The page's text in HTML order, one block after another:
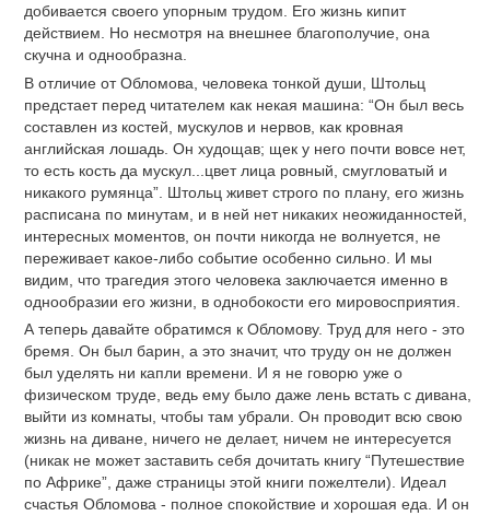
добивается своего упорным трудом. Его жизнь кипит
действием. Но несмотря на внешнее благополучие, она
скучна и однообразна.
В отличие от Обломова, человека тонкой души, Штольц
предстает перед читателем как некая машина: “Он был весь
составлен из костей, мускулов и нервов, как кровная
английская лошадь. Он худощав; щек у него почти вовсе нет,
то есть кость да мускул...цвет лица ровный, смугловатый и
никакого румянца”. Штольц живет строго по плану, его жизнь
расписана по минутам, и в ней нет никаких неожиданностей,
интересных моментов, он почти никогда не волнуется, не
переживает какое-либо событие особенно сильно. И мы
видим, что трагедия этого человека заключается именно в
однообразии его жизни, в однобокости его мировосприятия.
А теперь давайте обратимся к Обломову. Труд для него - это
бремя. Он был барин, а это значит, что труду он не должен
был уделять ни капли времени. И я не говорю уже о
физическом труде, ведь ему было даже лень встать с дивана,
выйти из комнаты, чтобы там убрали. Он проводит всю свою
жизнь на диване, ничего не делает, ничем не интересуется
(никак не может заставить себя дочитать книгу “Путешествие
по Африке”, даже страницы этой книги пожелтели). Идеал
счастья Обломова - полное спокойствие и хорошая еда. И он